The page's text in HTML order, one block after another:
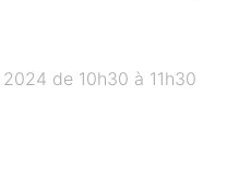
de 10h30 à 11h30